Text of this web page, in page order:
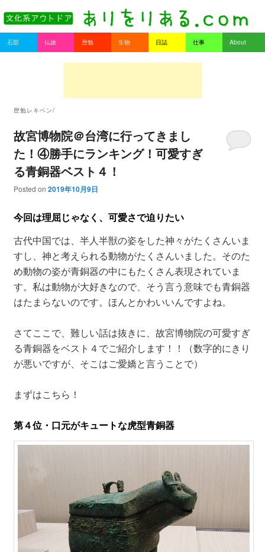
ありをりある.com
Main menu
Skip to primary content
Skip to secondary content
石部 仏旅 歴勉 生物 日誌 仕事 About
歴勉レキベン/
故宮博物院＠台湾に行ってきまし
た！④勝手にランキング！可愛すぎ
る青銅器ベスト４！
Posted on 2019年10月9日
今回は理屈じゃなく、可愛さで迫りたい
古代中国では、半人半獣の姿をした神々がたくさんいま
すし、神と考えられる動物がたくさんいました。そのた
め動物の姿が青銅器の中にもたくさん表現されていま
す。私は動物が大好きなので、そう言う意味でも青銅器
はたまらないのです。ほんとかわいいんですよね。
さてここで、難しい話は抜きに、故宮博物院の可愛すぎ
る青銅器をベスト４でご紹介します！！（数字的にきり
が悪いですが、そこはご愛嬌と言うことで）
まずはこちら！
第４位・口元がキュートな虎型青銅器